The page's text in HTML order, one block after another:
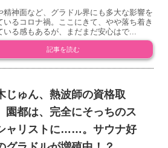
精神面など、グラドル界にも多大な影響を
いるコロナ禍。ここにきて、やや落ち着き
いる感もあるが、まだまだ安心はで...
記事を読む
じゅん、熱波師の資格取
園都は、完全にそっちのス
ャリストに……。サウナ好